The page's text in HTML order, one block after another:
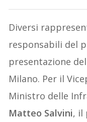
Diversi
responsabili del
presentazione
Milano. Per il
Ministro delle
Matteo Salvini, il